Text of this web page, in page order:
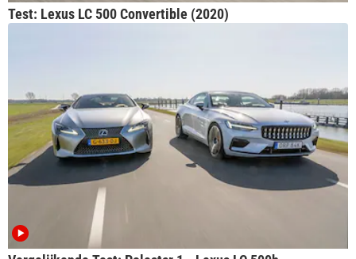
Test: Lexus LC 500 Convertible (2020)